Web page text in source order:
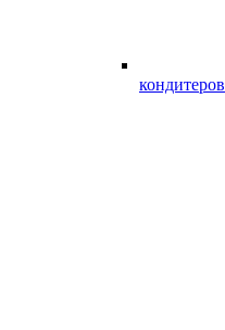
кондитеров